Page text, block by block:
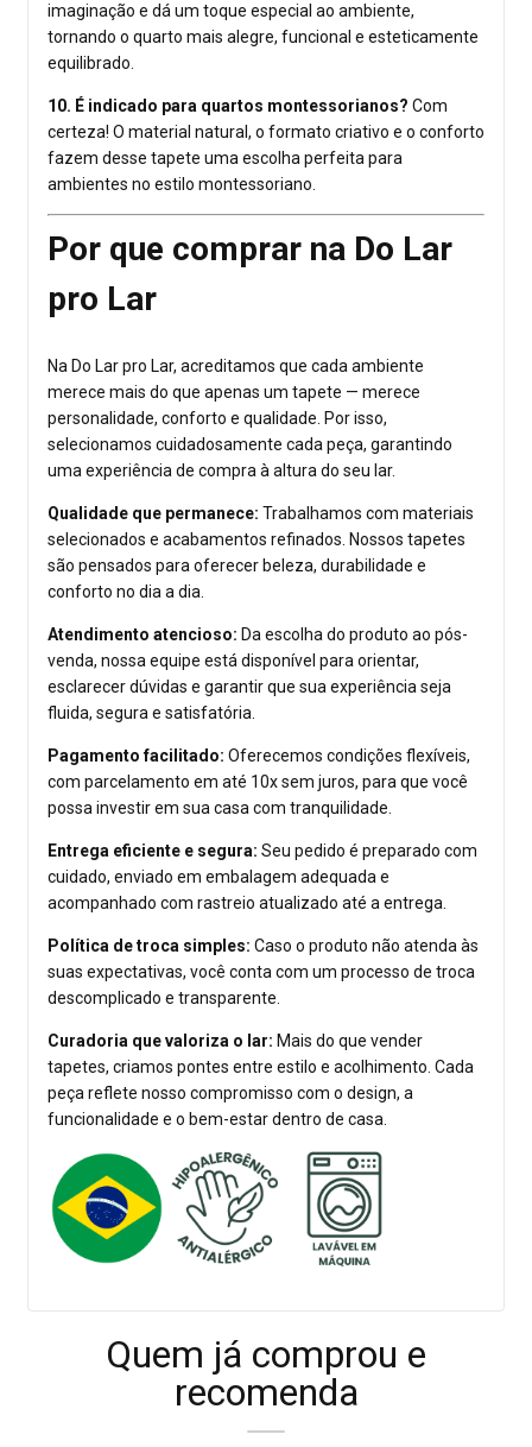
imaginação e dá um toque especial ao ambiente,
tornando o quarto mais alegre, funcional e esteticamente
equilibrado.
10. É indicado para quartos montessorianos? Com
certeza! O material natural, o formato criativo e o conforto
fazem desse tapete uma escolha perfeita para
ambientes no estilo montessoriano.
Por que comprar na Do Lar
pro Lar
Na Do Lar pro Lar, acreditamos que cada ambiente
merece mais do que apenas um tapete — merece
personalidade, conforto e qualidade. Por isso,
selecionamos cuidadosamente cada peça, garantindo
uma experiência de compra à altura do seu lar.
Qualidade que permanece: Trabalhamos com materiais
selecionados e acabamentos refinados. Nossos tapetes
são pensados para oferecer beleza, durabilidade e
conforto no dia a dia.
Atendimento atencioso: Da escolha do produto ao pós-
venda, nossa equipe está disponível para orientar,
esclarecer dúvidas e garantir que sua experiência seja
fluida, segura e satisfatória.
Pagamento facilitado: Oferecemos condições flexíveis,
com parcelamento em até 10x sem juros, para que você
possa investir em sua casa com tranquilidade.
Entrega eficiente e segura: Seu pedido é preparado com
cuidado, enviado em embalagem adequada e
acompanhado com rastreio atualizado até a entrega.
Política de troca simples: Caso o produto não atenda às
suas expectativas, você conta com um processo de troca
descomplicado e transparente.
Curadoria que valoriza o lar: Mais do que vender
tapetes, criamos pontes entre estilo e acolhimento. Cada
peça reflete nosso compromisso com o design, a
funcionalidade e o bem-estar dentro de casa.
Quem já comprou e
recomenda